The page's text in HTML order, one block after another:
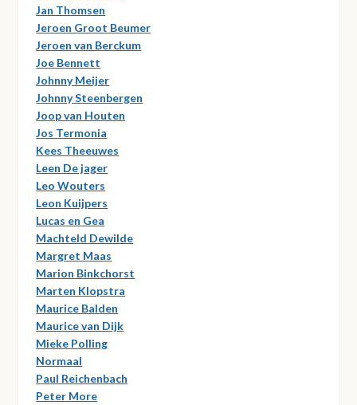
Jan Thomsen
Jeroen Groot Beumer
Jeroen van Berckum
Joe Bennett
Johnny Meijer
Johnny Steenbergen
Joop van Houten
Jos Termonia
Kees Theeuwes
Leen De jager
Leo Wouters
Leon Kuijpers
Lucas en Gea
Machteld Dewilde
Margret Maas
Marion Binkchorst
Marten Klopstra
Maurice Balden
Maurice van Dijk
Mieke Polling
Normaal
Paul Reichenbach
Peter More